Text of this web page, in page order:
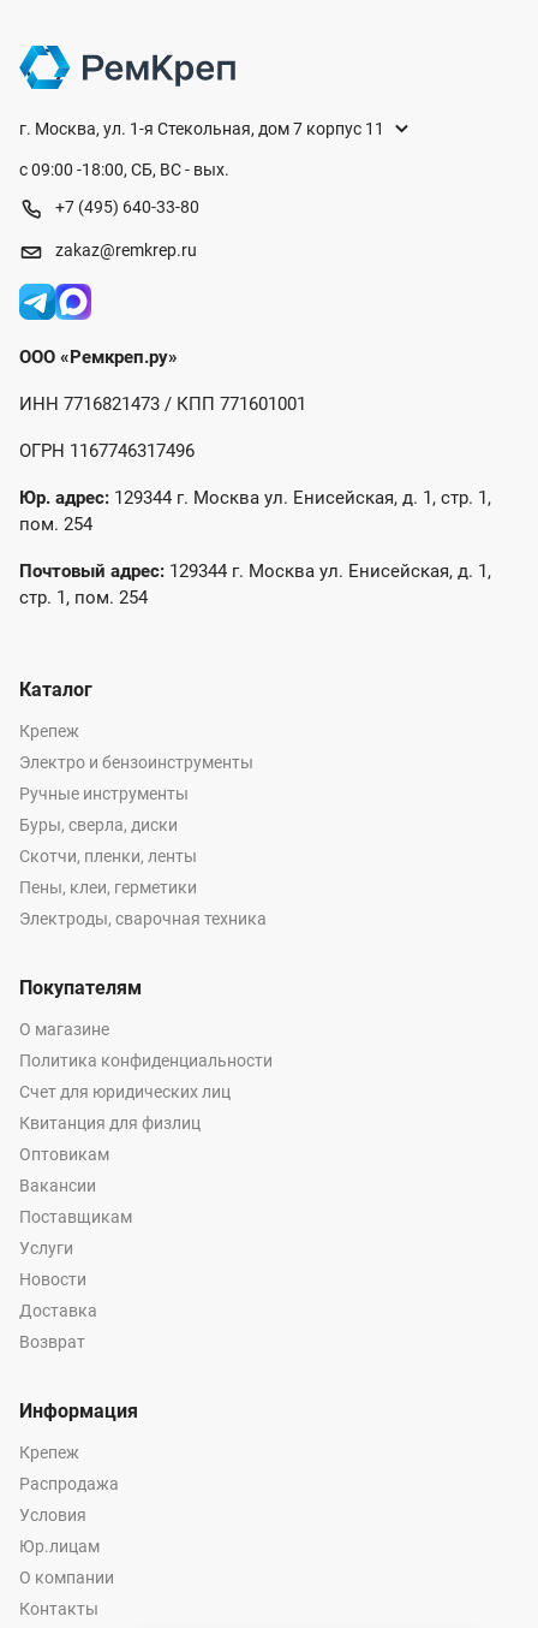
г. Москва, ул. 1-я Стекольная, дом 7 корпус 11
с 09:00 -18:00, СБ, ВС - вых.
+7 (495) 640-33-80
zakaz@remkrep.ru
ООО «Ремкреп.ру»
ИНН 7716821473 / КПП 771601001
ОГРН 1167746317496
Юр. адрес: 129344 г. Москва ул. Енисейская, д. 1, стр. 1,
пом. 254
Почтовый адрес: 129344 г. Москва ул. Енисейская, д. 1,
стр. 1, пом. 254
Каталог
Крепеж
Электро и бензоинструменты
Ручные инструменты
Буры, сверла, диски
Скотчи, пленки, ленты
Пены, клеи, герметики
Электроды, сварочная техника
Покупателям
О магазине
Политика конфиденциальности
Счет для юридических лиц
Квитанция для физлиц
Оптовикам
Вакансии
Поставщикам
Услуги
Новости
Доставка
Возврат
Информация
Крепеж
Распродажа
Условия
Юр.лицам
О компании
Контакты